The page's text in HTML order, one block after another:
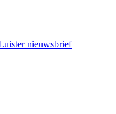
nieuwsbrief